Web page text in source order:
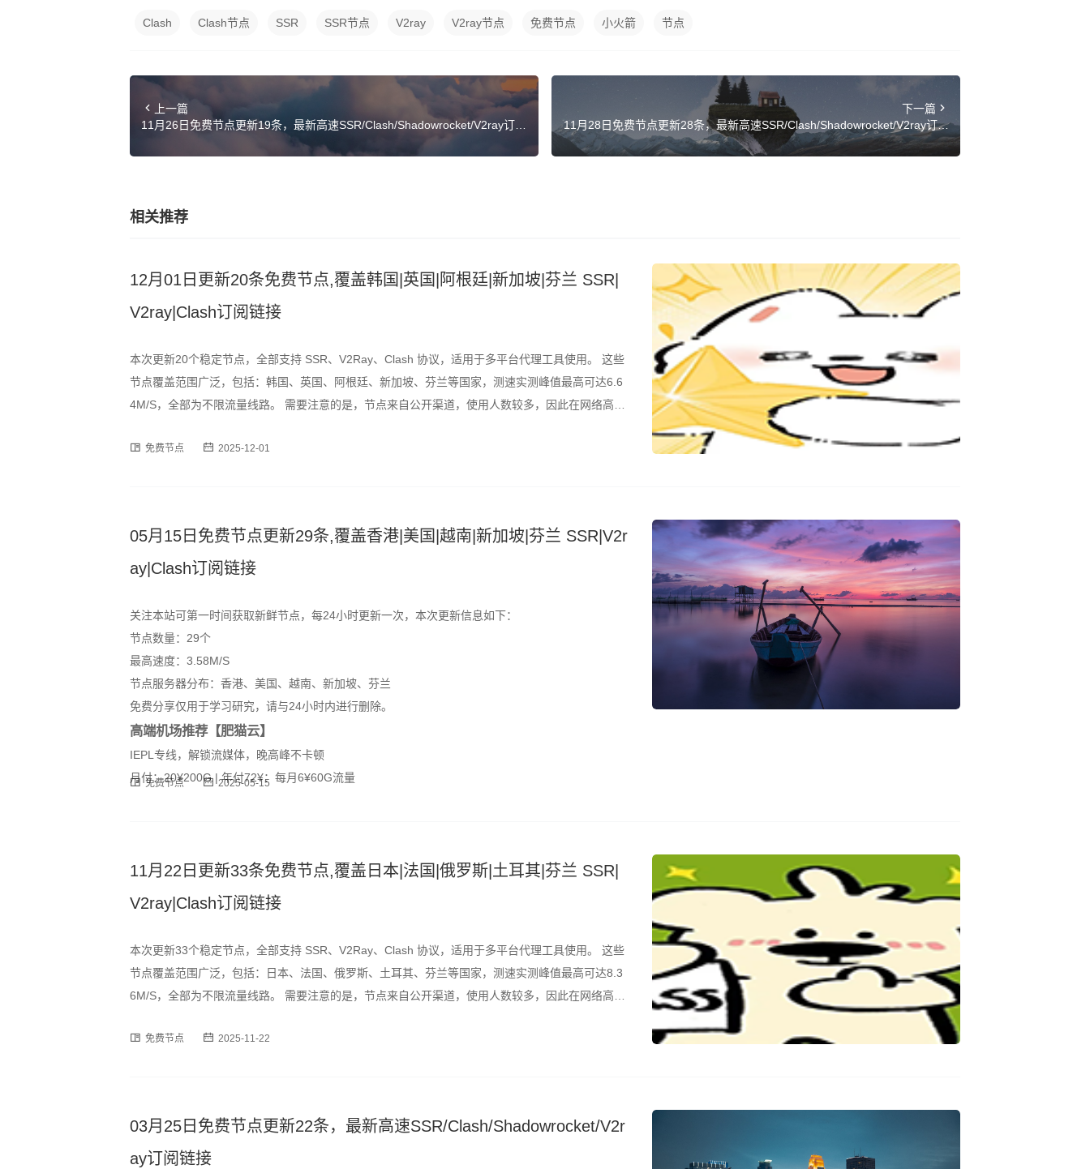
Clash Clash节点 SSR SSR节点 V2ray V2ray节点 免费节点 小火箭 节点
上一篇
11月26日免费节点更新19条，最新高速SSR/Clash/Shadowrocket/V2ray订阅
下一篇
11月28日免费节点更新28条，最新高速SSR/Clash/Shadowrocket/V2ray订阅
链接
相关推荐
12月01日更新20条免费节点,覆盖韩国|英国|阿根廷|新加坡|芬兰 SSR|
V2ray|Clash订阅链接
本次更新20个稳定节点，全部支持 SSR、V2Ray、Clash 协议，适用于多平台代理工具使用。 这些
节点覆盖范围广泛，包括：韩国、英国、阿根廷、新加坡、芬兰等国家，测速实测峰值最高可达6.6
4M/S，全部为不限流量线路。 需要注意的是，节点来自公开渠道，使用人数较多，因此在网络高峰
订阅格式，用户可通过以下链
免费节点 2025-12-01
05月15日免费节点更新29条,覆盖香港|美国|越南|新加坡|芬兰 SSR|V2r
ay|Clash订阅链接
关注本站可第一时间获取新鲜节点，每24小时更新一次，本次更新信息如下：
节点数量：29个
最高速度：3.58M/S
节点服务器分布：香港、美国、越南、新加坡、芬兰
免费分享仅用于学习研究，请与24小时内进行删除。
高端机场推荐【肥猫云】
IEPL专线，解锁流媒体，晚高峰不卡顿
月付：20¥200G | 年付72¥：每月6¥60G流量
免费节点 2025-05-15
11月22日更新33条免费节点,覆盖日本|法国|俄罗斯|土耳其|芬兰 SSR|
V2ray|Clash订阅链接
本次更新33个稳定节点，全部支持 SSR、V2Ray、Clash 协议，适用于多平台代理工具使用。 这些
节点覆盖范围广泛，包括：日本、法国、俄罗斯、土耳其、芬兰等国家，测速实测峰值最高可达8.3
6M/S，全部为不限流量线路。 需要注意的是，节点来自公开渠道，使用人数较多，因此在网络高峰
订阅格式，用户可通过以下链
免费节点 2025-11-22
03月25日免费节点更新22条，最新高速SSR/Clash/Shadowrocket/V2r
ay订阅链接